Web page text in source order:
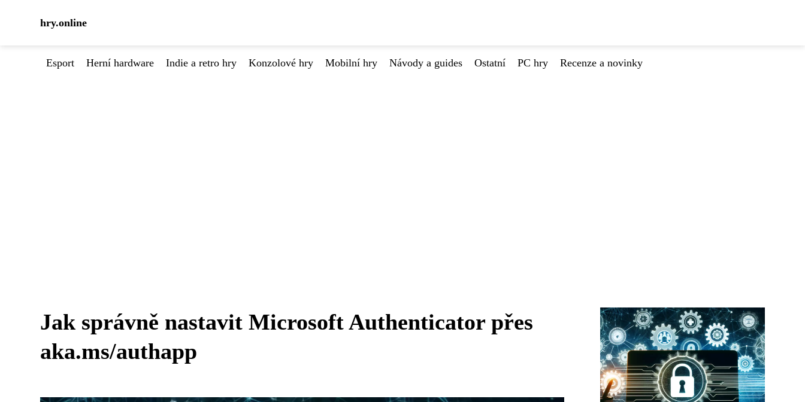
hry.online
Esport Herní hardware Indie a retro hry Konzolové hry Mobilní hry Návody a guides Ostatní PC hry Recenze a novinky
Jak správně nastavit Microsoft Authenticator přes
aka.ms/authapp